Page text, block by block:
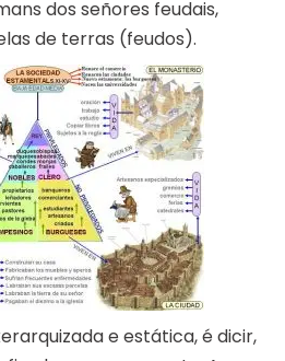
dos señores feudais,
de terras (feudos).
e estática, é dicir,